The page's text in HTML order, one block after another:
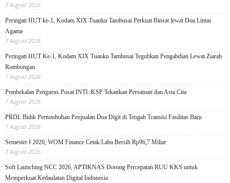
7 August 2026
Peringati HUT ke-1, Kodam XIX Tuanku Tambusai Perkuat Binsat lewat Doa Lintas
Agama
7 August 2026
Peringati HUT Ke-1, Kodam XIX Tuanku Tambusai Teguhkan Pengabdian Lewat Ziarah
Rombongan
7 August 2026
Pembekalan Pengurus Pusat INTI: KSP Tekankan Persatuan dan Asta Cita
7 August 2026
PRDL Bidik Pertumbuhan Penjualan Dua Digit di Tengah Transisi Fasilitas Baru
7 August 2026
Semester I 2026, WOM Finance Cetak Laba Bersih Rp96,7 Miliar
7 August 2026
Soft Launching NCC 2026, APTIKNAS Dorong Percepatan RUU KKS untuk
Memperkuat Kedaulatan Digital Indonesia